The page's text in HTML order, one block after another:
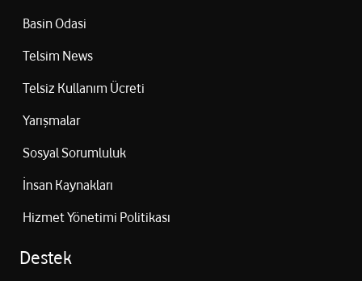
Basin Odasi
Telsim News
Telsiz Kullanım Ücreti
Yarışmalar
Sosyal Sorumluluk
İnsan Kaynakları
Hizmet Yönetimi Politikası
Destek